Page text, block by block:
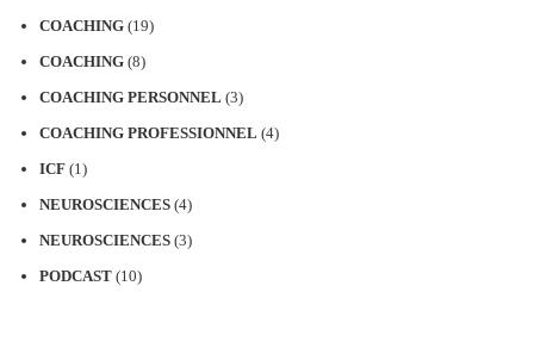
COACHING (19)
COACHING (8)
COACHING PERSONNEL (3)
COACHING PROFESSIONNEL (4)
ICF (1)
NEUROSCIENCES (4)
NEUROSCIENCES (3)
PODCAST (10)